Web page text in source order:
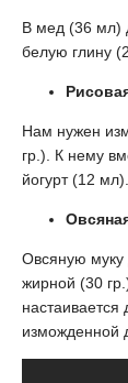
В мед (36 мл)
белую глину
Нам нужен
гр.). К нему
йогурт (12 мл).
Овсяную муку
жирной (30
изможденной